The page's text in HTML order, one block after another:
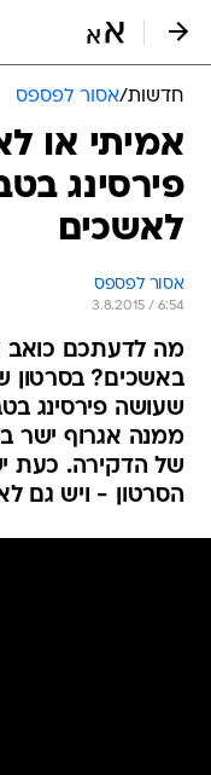
חדשות/אסור לפספס
אמיתי או
פירסינג
לאשכים
אסור לפספס
3.8.2015 / 6:54
מה לדעתכם כואב
באשכים?
שעושה פירסינג
ממנה אגרוף ישר
של הדקירה. כעת
הסרטון - ויש גם